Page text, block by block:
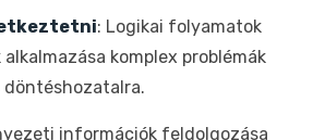
: Logikai folyamatok
komplex problémák
döntéshozatalra.
információk feldolgozása